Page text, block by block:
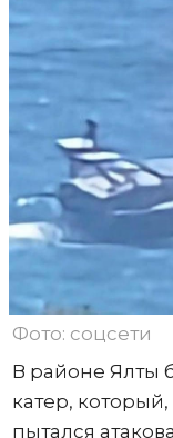
Фото: соцсети
В районе Ялты
катер,
пытался